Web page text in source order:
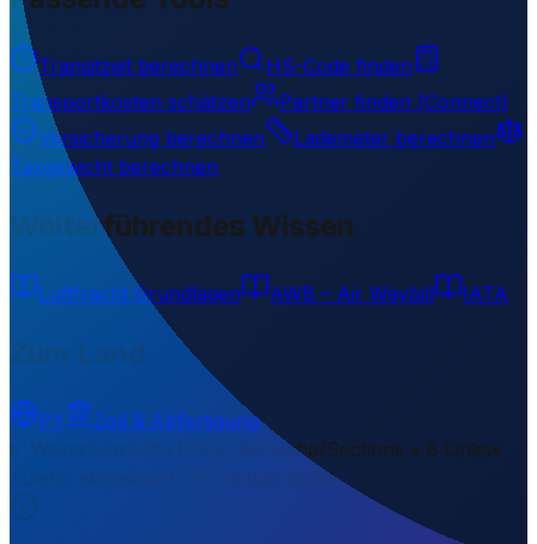
Transitzeit berechnen
HS-Code finden
Transportkosten schätzen
Partner finden (Connect)
Versicherung berechnen
Lademeter berechnen
Taxgewicht berechnen
Weiterführendes Wissen
Luftfracht Grundlagen AWB – Air Waybill IATA
PY
Zoll & Abfertigung
1 Bereiche/Sections • 8 Links▾
27. Januar 2026